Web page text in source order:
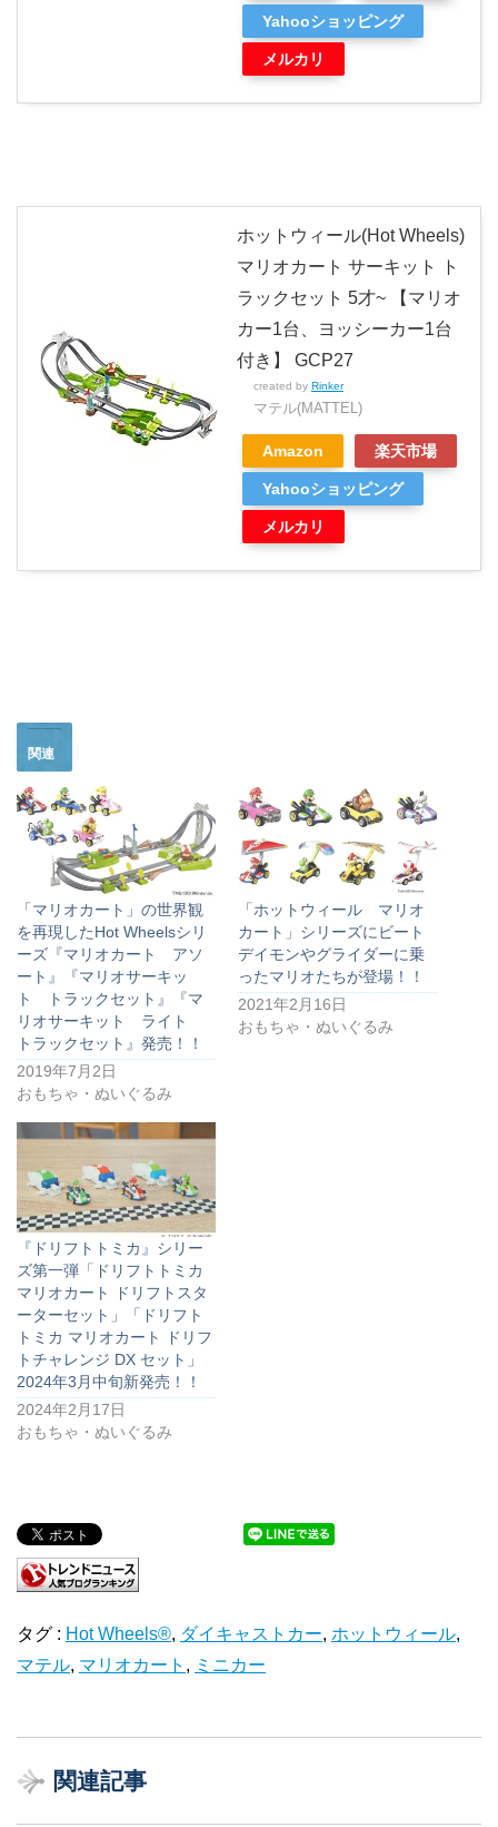
Yahooショッピング
メルカリ
ホットウィール(Hot Wheels)
マリオカート サーキット ト
ラックセット 5才~ 【マリオ
カー1台、ヨッシーカー1台
付き】 GCP27
created by Rinker
マテル(MATTEL)
Amazon 楽天市場
Yahooショッピング
メルカリ
関連
「マリオカート」の世界観
を再現したHot Wheelsシリ
ーズ『マリオカート アソ
ート』『マリオサーキッ
ト トラックセット』『マ
リオサーキット ライト
トラックセット』発売！！
2019年7月2日
おもちゃ・ぬいぐるみ
「ホットウィール マリオ
カート」シリーズにビート
デイモンやグライダーに乗
ったマリオたちが登場！！
2021年2月16日
おもちゃ・ぬいぐるみ
『ドリフトトミカ』シリー
ズ第一弾「ドリフトトミカ
マリオカート ドリフトスタ
ーターセット」「ドリフト
トミカ マリオカート ドリフ
トチャレンジ DX セット」
2024年3月中旬新発売！！
2024年2月17日
おもちゃ・ぬいぐるみ
タグ : Hot Wheels®, ダイキャストカー, ホットウィール,
マテル, マリオカート , ミニカー
関連記事